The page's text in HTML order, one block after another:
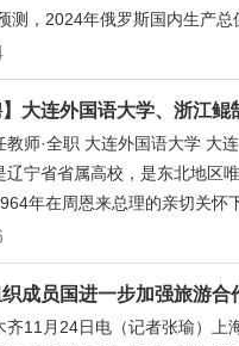
测，2024年俄罗斯国内生产总
】大连外国语大学、浙江鲲
教师·全职 大连外国语大学 大
辽宁省省属高校，是东北地区
年在周恩来总理的亲切关怀
织成员国进一步加强旅游合
齐11月24日电（记者张瑜）上